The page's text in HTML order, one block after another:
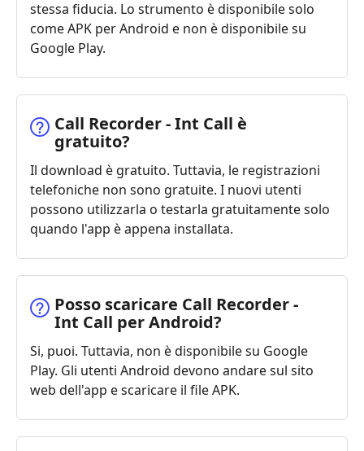
stessa fiducia. Lo strumento è disponibile solo
come APK per Android e non è disponibile su
Google Play.
Call Recorder - Int Call è
gratuito?
Il download è gratuito. Tuttavia, le registrazioni
telefoniche non sono gratuite. I nuovi utenti
possono utilizzarla o testarla gratuitamente solo
quando l'app è appena installata.
Posso scaricare Call Recorder -
Int Call per Android?
Si, puoi. Tuttavia, non è disponibile su Google
Play. Gli utenti Android devono andare sul sito
web dell'app e scaricare il file APK.